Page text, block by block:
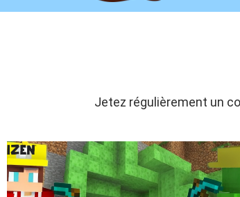
Jetez régulièrement un